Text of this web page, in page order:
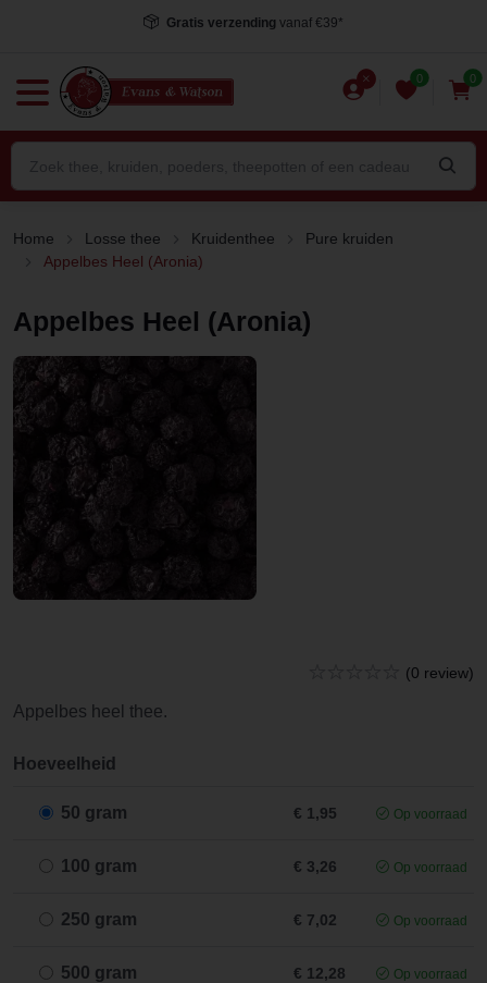
Gratis verzending vanaf €39*
0 0
Home Losse thee Kruidenthee
Pure kruiden
Appelbes Heel (Aronia)
Appelbes Heel (Aronia)
(0 review)
Appelbes heel thee.
Hoeveelheid
50 gram € 1,95 Op voorraad
100 gram € 3,26 Op voorraad
250 gram € 7,02 Op voorraad
500 gram € 12,28 Op voorraad